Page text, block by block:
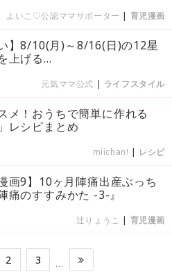
よいこ♡公認ママサポーター | 育児漫画
】8/10(月)～8/16(日)の12星
上げる...
元気ママ公式 | ライフスタイル
メ！おうちで簡単に作れる
レシピまとめ
miichan! | レシピ
画9】10ヶ月陣痛出産ぶっち
痛のすすみかた -3-』
辻りょうこ | 育児漫画
2 3 …